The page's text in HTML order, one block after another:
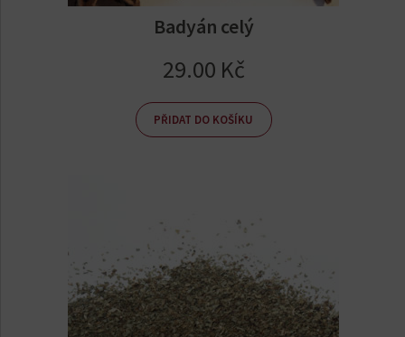
Badyán celý
29.00 Kč
PŘIDAT DO KOŠÍKU